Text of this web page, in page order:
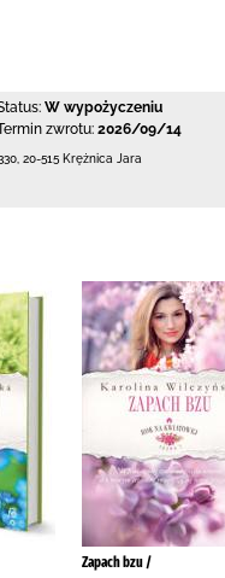
W wypożyczeniu
zwrotu: 2026/09/14
20-515 Krężnica Jara
Zapach bzu /